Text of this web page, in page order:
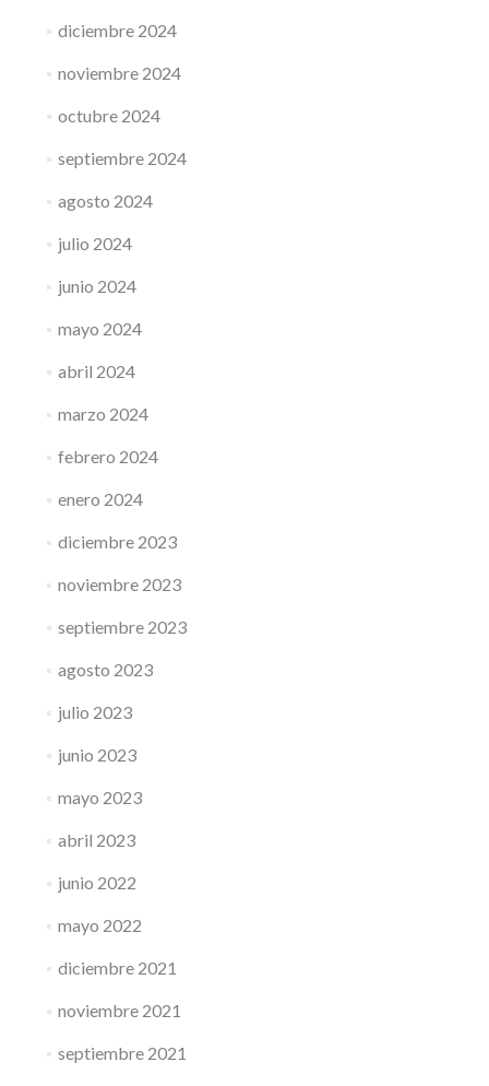
diciembre 2024
noviembre 2024
octubre 2024
septiembre 2024
agosto 2024
julio 2024
junio 2024
mayo 2024
abril 2024
marzo 2024
febrero 2024
enero 2024
diciembre 2023
noviembre 2023
septiembre 2023
agosto 2023
julio 2023
junio 2023
mayo 2023
abril 2023
junio 2022
mayo 2022
diciembre 2021
noviembre 2021
septiembre 2021